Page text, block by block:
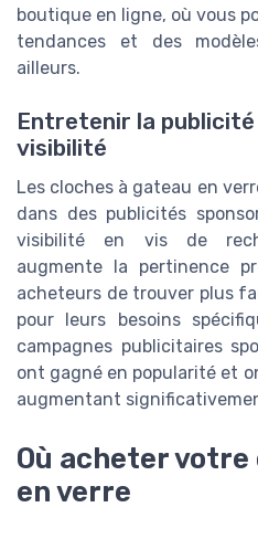
boutique en ligne, où vous
tendances et des
ailleurs.
Entretenir la
visibilité
Les cloches à gateau en
dans des publicités
visibilité en vis de
augmente la pertinence
acheteurs de trouver plus
pour leurs besoins
campagnes publicitaires
ont gagné en popularité et
augmentant
Où acheter
en verre